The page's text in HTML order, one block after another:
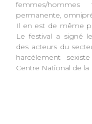
femmes/
permanente,
Il en est de même
Le festival a signé
des acteurs du
harcèlement
Centre National de la